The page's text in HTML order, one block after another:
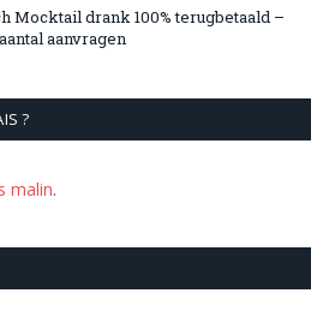
Mocktail drank 100% terugbetaald –
aanvragen
?
malin.